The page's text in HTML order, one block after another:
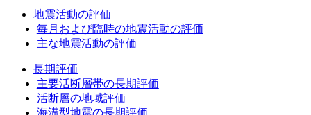
地震活動の評価
毎月および臨時の地震活動の評価
主な地震活動の評価
長期評価
主要活断層帯の長期評価
活断層の地域評価
海溝型地震の長期評価